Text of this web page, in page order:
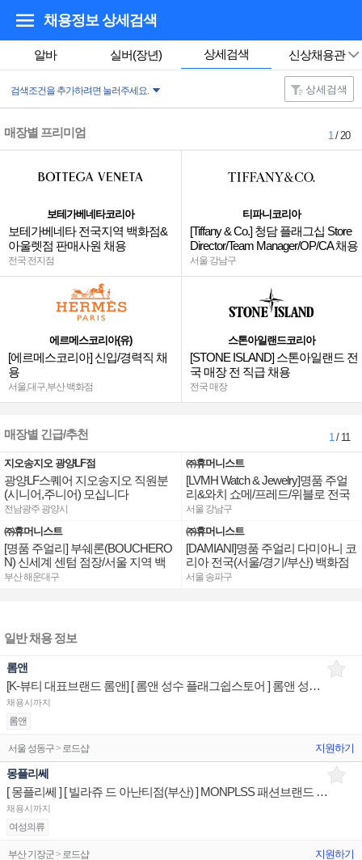
채용정보 상세검색
알바 실버(장년) 상세검색 신상채용관
검색조건을 추가하려면 눌러주세요. 상세검색
매장별 프리미엄 1/ 20
보테가베네타코리아
보테가베네타 전국지역 백화점&
아울렛점 판매사원 채용
전국 전지점
에르메스코리아(유)
[에르메스코리아] 신입/경력직 채
용
서울,대구,부산 백화점
티파니코리아
[Tiffany & Co.] 청담 플래그십 Store
Director/Team Manager/OP/CA 채용
서울 강남구
스톤아일랜드코리아
[STONE ISLAND] 스톤아일랜드 전
국 매장 전 직급 채용
전국 매장
매장별 긴급/추천 1/ 11
지오송지오 광양LF점
광양LF스퀘어 지오송지오 직원분
(시니어,주니어) 모십니다
전남광주 광양시
㈜휴머니스트
[명품 주얼리] 부쉐론(BOUCHERO
N) 신세계 센텀 점장/서울 지역 백
화점 판매사원 채용
부산 해운대구
㈜휴머니스트
[LVMH Watch & Jewelry]명품 주얼
리&와치 쇼메/프레드/위블로 전국
점장/부점장/판매사원 채용
서울 강남구
㈜휴머니스트
[DAMIANI]명품 주얼리 다미아니 코
리아 전국(서울/경기/부산) 백화점
부점장/판매사원 채용
서울 송파구
일반 채용 정보
롬앤
[K-뷰티 대표브랜드 롬앤] [ 롬앤 성수 플래그쉽스토어 ] 롬앤 성수오피스 상품/진열/지원 매장판매사원
채용시까지
롬앤
서울 성동구 > 로드샵 지원하기
몽플리쎄
[ 몽플리쎄 ] [ 빌라쥬 드 아난티점(부산) ] MONPLSS 패션브랜드 상품/진열/지원 매장판매사원
채용시까지
여성의류
부산 기장군 > 로드샵 지원하기